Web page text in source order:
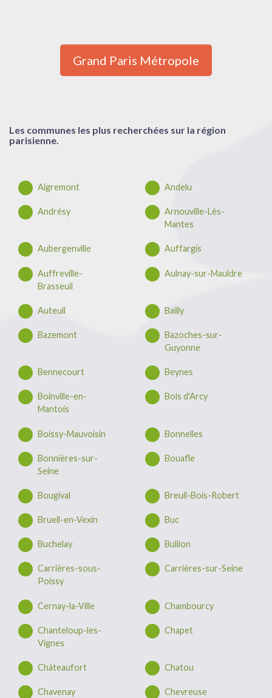
Grand Paris Métropole
Les communes les plus recherchées sur la région
parisienne.
Aigremont Andelu
Andrésy
Arnouville-Lès-
Mantes
Aubergenville Auffargis
Auffreville-
Brasseuil
Aulnay-sur-Mauldre
Auteuil Bailly
Bazemont
Bazoches-sur-
Guyonne
Bennecourt Beynes
Boinville-en-
Mantois
Bois d'Arcy
Boissy-Mauvoisin Bonnelles
Bonnières-sur-
Seine
Bouafle
Bougival Breuil-Bois-Robert
Brueil-en-Vexin Buc
Buchelay Bullion
Carrières-sous-
Poissy
Carrières-sur-Seine
Cernay-la-Ville Chambourcy
Chanteloup-les-
Vignes
Chapet
Châteaufort Chatou
Chavenay Chevreuse